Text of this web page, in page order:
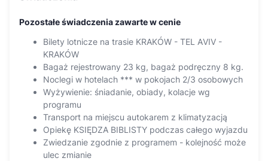
Pozostałe świadczenia zawarte w cenie
Bilety lotnicze na trasie KRAKÓW - TEL AVIV -
KRAKÓW
Bagaż rejestrowany 23 kg, bagaż podręczny 8 kg.
Noclegi w hotelach *** w pokojach 2/3 osobowych
Wyżywienie: śniadanie, obiady, kolacje wg
programu
Transport na miejscu autokarem z klimatyzacją
Opiekę KSIĘDZA BIBLISTY podczas całego wyjazdu
Zwiedzanie zgodnie z programem - kolejność może
ulec zmianie